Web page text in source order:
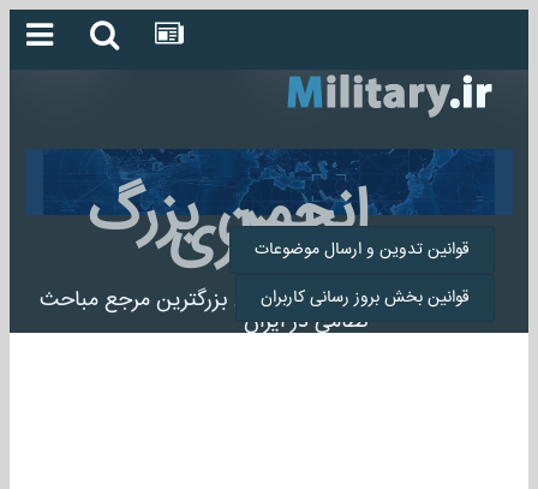
انجمن بزرگ
میلیتاری
انجمن میلیتاری بزرگترین مرجع مباحث
نظامی در ایران
قوانین تدوین و ارسال موضوعات
قوانین بخش بروز رسانی کاربران